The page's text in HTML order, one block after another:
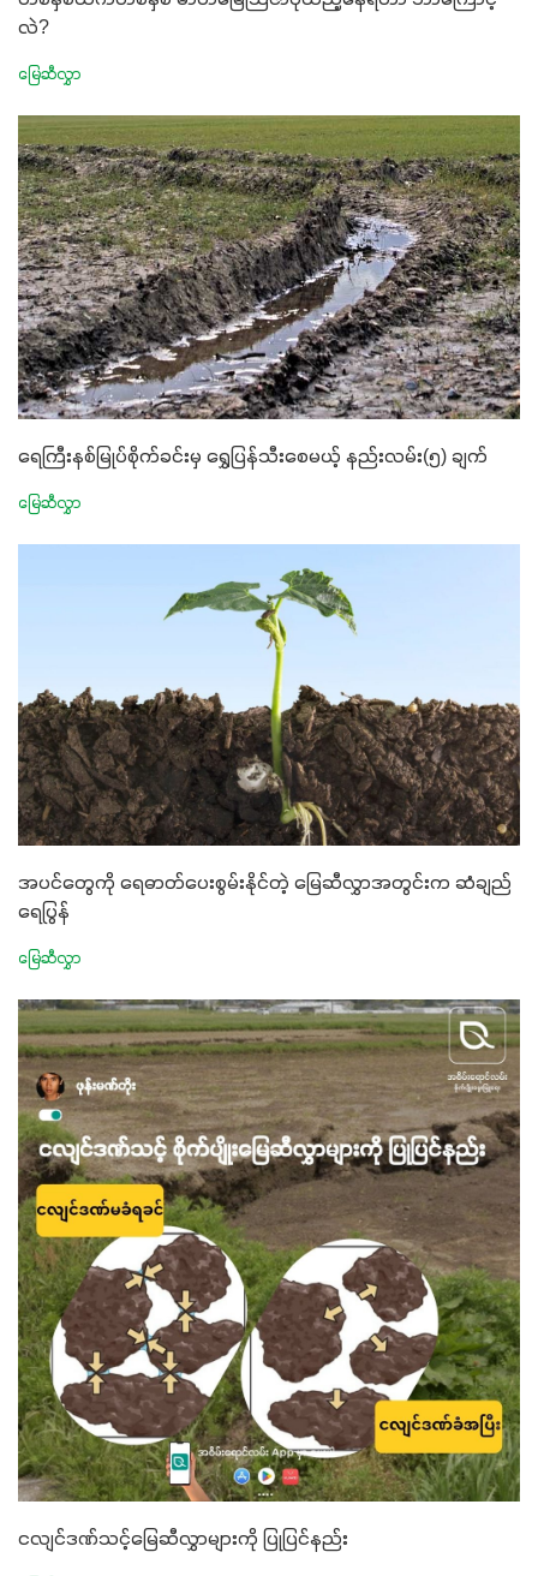
လဲ?
မြေဆီလွှာ
ရေကြီးနစ်မြုပ်စိုက်ခင်းမှ ရွှေပြန်သီးစေမယ့် နည်းလမ်း(၅) ချက်
မြေဆီလွှာ
အပင်တွေကို ရေဓာတ်ပေးစွမ်းနိုင်တဲ့ မြေဆီလွှာအတွင်းက ဆံချည်
ရေပြွန်
မြေဆီလွှာ
ငလျင်ဒဏ်သင့်မြေဆီလွှာများကို ပြုပြင်နည်း